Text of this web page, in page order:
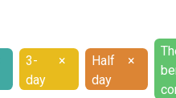
3-
day
×
Half
day
×